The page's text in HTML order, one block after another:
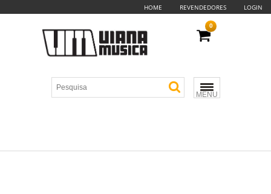
HOME REVENDEDORES LOGIN
MENU
0